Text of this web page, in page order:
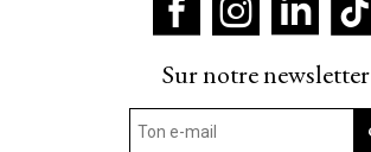
Sur notre newsletter